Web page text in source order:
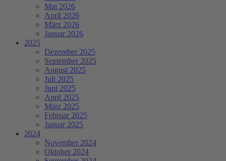
Mai 2026
April 2026
März 2026
Januar 2026
2025
Dezember 2025
September 2025
August 2025
Juli 2025
Juni 2025
April 2025
März 2025
Februar 2025
Januar 2025
2024
November 2024
Oktober 2024